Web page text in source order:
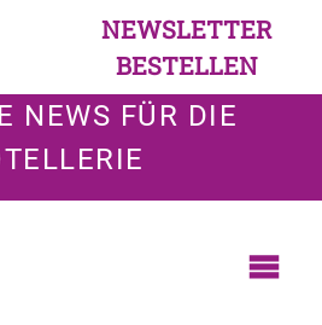
NEWSLETTER
BESTELLEN
NEWS FÜR DIE